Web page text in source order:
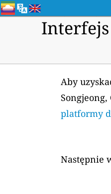
Aby
platformy
Następnie